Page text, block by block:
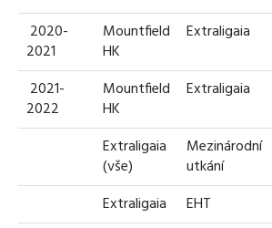
2020-
2021
Mountfield
HK
Extraligaia
2021-
2022
Mountfield
HK
Extraligaia
Extraligaia
(vše)
Mezinárodní
utkání
Extraligaia EHT